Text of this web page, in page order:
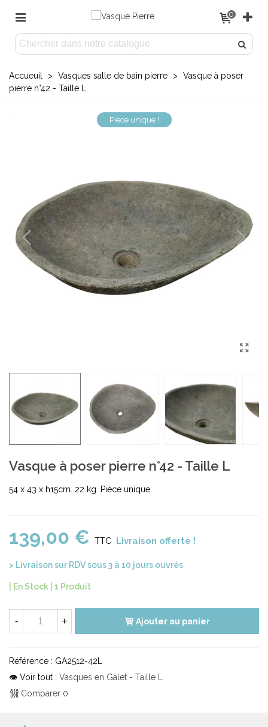
0
Accueuil > Vasques salle de bain pierre >
Vasque à poser
pierre n°42 - Taille L
Pièce unique !
Vasque à poser pierre n°42 - Taille L
54 x 43 x h15cm. 22 kg. Pièce unique.
139,00 € TTC Livraison offerte !
> Livraison sur RDV sous 3 à 10 jours ouvrés
| En Stock | 1 Produit
- + Ajouter au panier
Référence : GA2512-42L
👁 Voir tout : Vasques en Galet - Taille L
Comparer 0